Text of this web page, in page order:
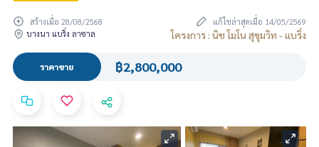
สร้างเมื่อ 28/08/2568
แก้ไขล่าสุดเมื่อ 14/05/2569
บางนา แบริ่ง ลาซาล
โครงการ : นิช โมโน สุขุมวิท - แบริ่ง
ราคาขาย ฿2,800,000